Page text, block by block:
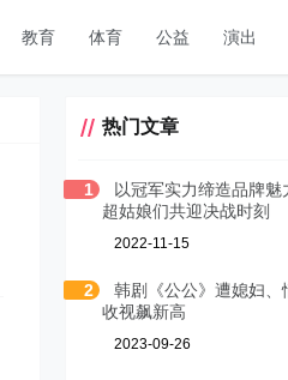
教育 体育 公益 演出
热门文章
1
以冠军实力缔造品牌
超姑娘们共迎决战时刻
2022-11-15
2
韩剧《公公》遭媳妇、
收视飙新高
2023-09-26